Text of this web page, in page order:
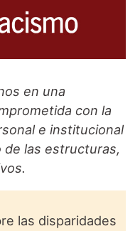
en una
con la
e institucional
de las estructuras,
las disparidades